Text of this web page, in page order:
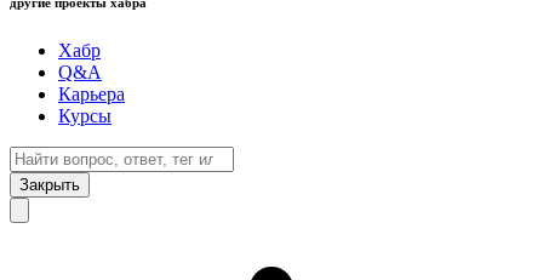
Хабр
Q&A
Карьера
Курсы
Закрыть